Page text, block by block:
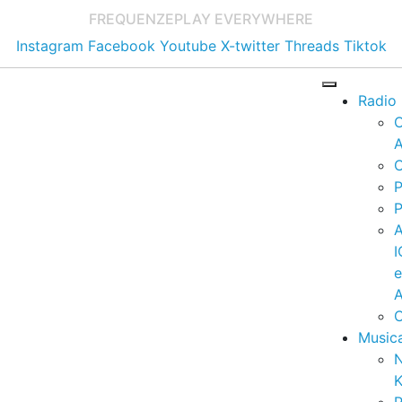
FREQUENZEPLAY EVERYWHERE
Instagram Facebook Youtube X-twitter Threads Tiktok
Radio
e